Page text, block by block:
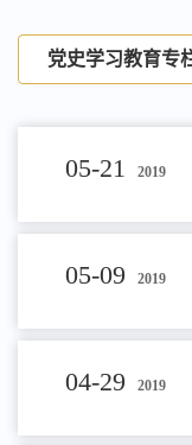
党史学习教育专
05-21 2019
05-09 2019
04-29 2019